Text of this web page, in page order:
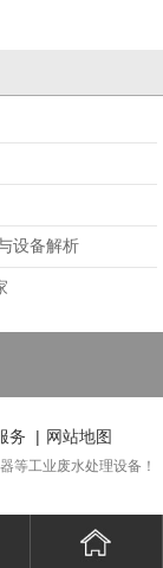
设备解析
务 | 网站地图
等工业废水处理设备！